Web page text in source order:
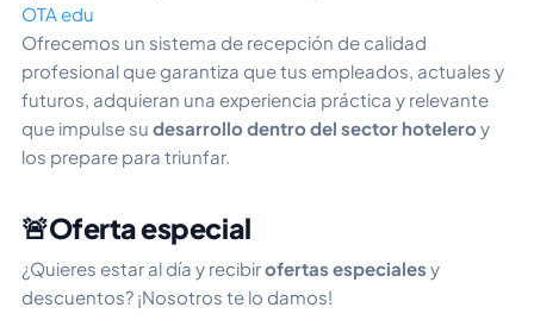
OTA edu
Ofrecemos un sistema de recepción de calidad
profesional que garantiza que tus empleados, actuales y
futuros, adquieran una experiencia práctica y relevante
que impulse su desarrollo dentro del sector hotelero y
los prepare para triunfar.
🚨Oferta especial
¿Quieres estar al día y recibirofertas especiales y
descuentos? ¡Nosotros te lo damos!